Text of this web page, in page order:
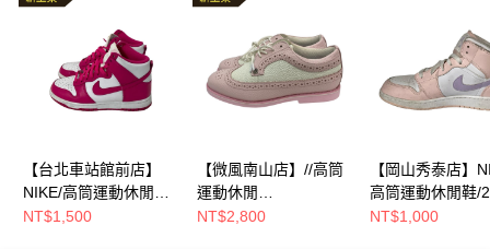
【台北車站館前店】
NIKE/高筒運動休閒
鞋/23.5cm/DD1869-
NT$1,500
【微風南山店】//高筒
運動休閒
鞋/UK41/2/702370
NT$2,800
【岡山秀泰店】
高筒運動休閒鞋/
NT$1,000